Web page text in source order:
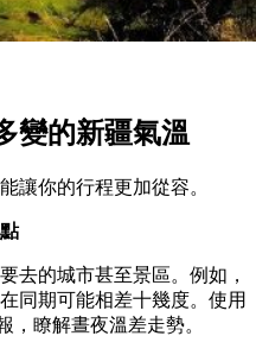
變的新疆氣溫
讓你的行程更加從容。
去的城市甚至景區。例如，
同期可能相差十幾度。使用
，瞭解晝夜溫差走勢。